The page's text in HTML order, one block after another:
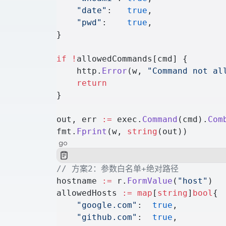
    "date"
: true ,
    "pwd"
: true ,
}
if ! allowedCommands[cmd] {
    http.
Error (w, "Command not
    return
}
out, err := exec. Command (cmd).
fmt. Fprint (w, string (out))
go
// 方案2：参数白名单+绝对路径
hostname
:= r. FormValue ( "host" )
allowedHosts
:= map [ string] bool{
    "google.com"
: true ,
    "github.com"
: true ,